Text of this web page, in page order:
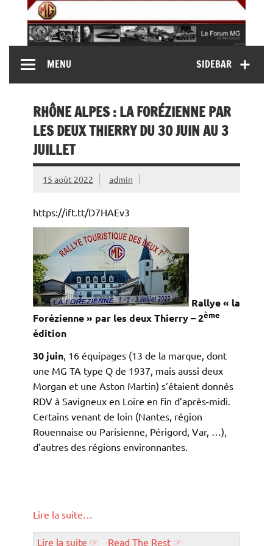
content
MG Contact
MG B, MG F, MG A, Midget…)SIDEBAR
MENU
RHÔNE ALPES : LA FORÉZIENNE PAR
LES DEUX THIERRY DU 30 JUIN AU 3
JUILLET
15 août 2022 admin
https://ift.tt/D7HAEv3
Rallye « la
Forézienne » par les deux Thierry–2ème
édition
30 juin, 16 équipages (13 de la marque, dont
une MG TA type Q de 1937, mais aussi deux
Morgan et une Aston Martin) s’étaient donnés
RDV à Savigneux en Loire en fin d’après-midi.
Certains venant de loin (Nantes, région
Rouennaise ou Parisienne, Périgord, Var, …),
d’autres des régions environnantes.
Lire la suite…
Lire la suite ☞ Read The Rest ☞